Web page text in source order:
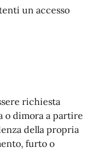
un accesso
richiesta
o dimora a partire
della propria
furto o